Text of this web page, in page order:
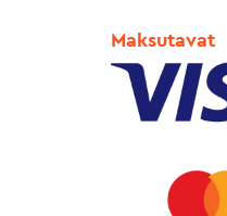
Maksutavat